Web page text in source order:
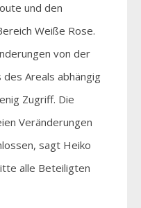
und den
Weiße Rose.
von der
Areals abhängig
Zugriff. Die
Veränderungen
sagt Heiko
alle Beteiligten